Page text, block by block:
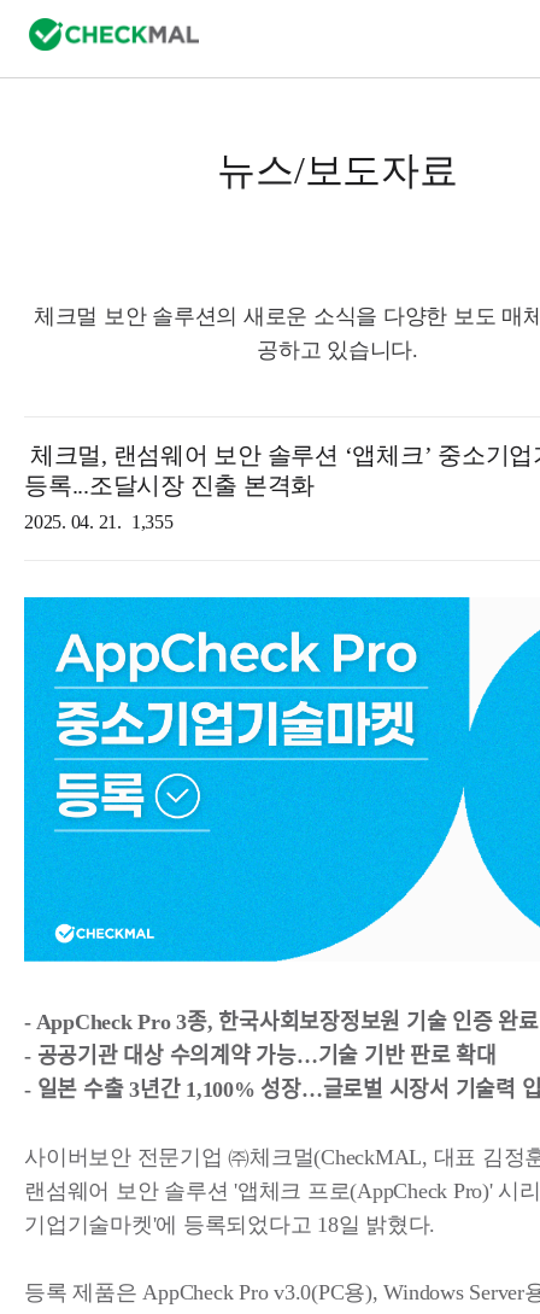
뉴스/보도자료
체크멀 보안 솔루션의 새로운 소식을 다양한 보도 매
공하고 있습니다.
체크멀, 랜섬웨어 보안 솔루션 ‘앱체크’ 중소기
등록...조달시장 진출 본격화
2025. 04. 21. 1,355
- AppCheck Pro 3종, 한국사회보장정보원 기술 인증 완료
- 공공기관 대상 수의계약 가능…기술 기반 판로 확대
- 일본 수출 3년간 1,100% 성장…글로벌 시장서 기술력
사이버보안 전문기업 ㈜체크멀(CheckMAL, 대표 김정
랜섬웨어 보안 솔루션 '앱체크 프로(AppCheck Pro)' 시
기업기술마켓'에 등록되었다고 18일 밝혔다.
등록 제품은 AppCheck Pro v3.0(PC용), Windows Server